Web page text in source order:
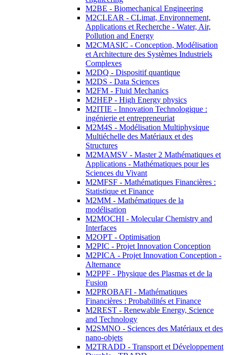
M2BE - Biomechanical Engineering
M2CLEAR - CLimat, Environnement,
Applications et Recherche - Water, Air,
Pollution and Energy
M2CMASIC - Conception, Modélisation
et Architecture des Systèmes Industriels
Complexes
M2DQ - Dispositif quantique
M2DS - Data Sciences
M2FM - Fluid Mechanics
M2HEP - High Energy physics
M2ITIE - Innovation Technologique :
ingénierie et entrepreneuriat
M2M4S - Modélisation Multiphysique
Multiéchelle des Matériaux et des
Structures
M2MAMSV - Master 2 Mathématiques et
Applications - Mathématiques pour les
Sciences du Vivant
M2MFSF - Mathématiques Financières :
Statistique et Finance
M2MM - Mathématiques de la
modélisation
M2MOCHI - Molecular Chemistry and
Interfaces
M2OPT - Optimisation
M2PIC - Projet Innovation Conception
M2PICA - Projet Innovation Conception -
Alternance
M2PPF - Physique des Plasmas et de la
Fusion
M2PROBAFI - Mathématiques
Financières : Probabilités et Finance
M2REST - Renewable Energy, Science
and Technology
M2SMNO - Sciences des Matériaux et des
nano-objets
M2TRADD - Transport et Développement